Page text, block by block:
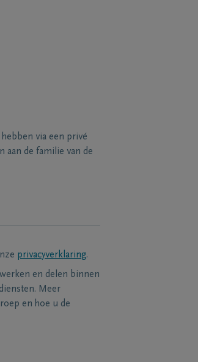
via een privé
aan de familie van de
privacyverklaring.
en delen binnen
Meer
en hoe u de